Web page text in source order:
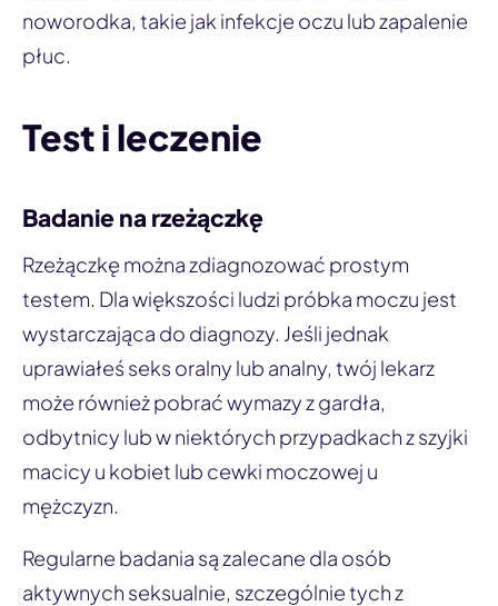
noworodka, takie jak infekcje oczu lub zapalenie
płuc.
Test i leczenie
Badanie na rzeżączkę
Rzeżączkę można zdiagnozować prostym
testem. Dla większości ludzi próbka moczu jest
wystarczająca do diagnozy. Jeśli jednak
uprawiałeś seks oralny lub analny, twój lekarz
może również pobrać wymazy z gardła,
odbytnicy lub w niektórych przypadkach z szyjki
macicy u kobiet lub cewki moczowej u
mężczyzn.
Regularne badania są zalecane dla osób
aktywnych seksualnie, szczególnie tych z